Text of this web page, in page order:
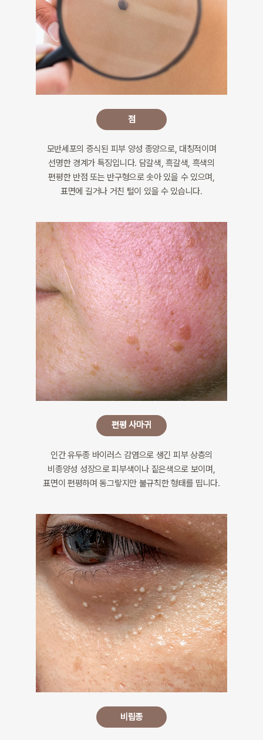
점
모반세포의 증식된 피부 양성 종양으로, 대칭적이며
선명한 경계가 특징입니다. 담갈색, 흑갈색, 흑색의
편평한 반점 또는 반구형으로 솟아 있을 수 있으며,
표면에 길거나 거친 털이 있을 수 있습니다.
편평 사마귀
인간 유두종 바이러스 감염으로 생긴 피부 상층의
비종양성 성장으로 피부색이나 짙은색으로 보이며,
표면이 편평하며 동그랗지만 불규칙한 형태를 띱니다.
비립종